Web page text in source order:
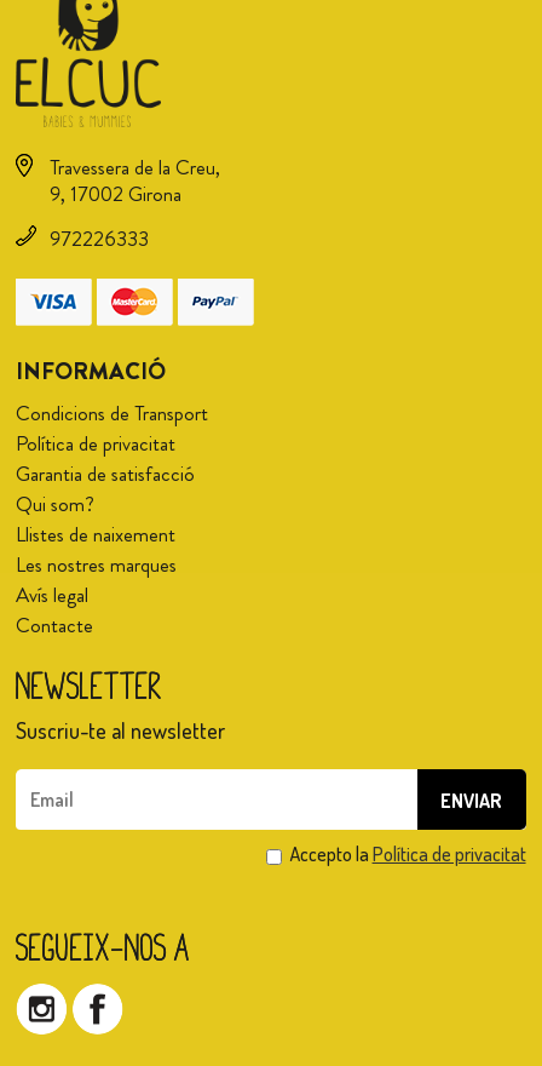
Travessera de la Creu,
9, 17002 Girona
972226333
INFORMACIÓ
Condicions de Transport
Política de privacitat
Garantia de satisfacció
Qui som?
Llistes de naixement
Les nostres marques
Avís legal
Contacte
Newsletter
Suscriu-te al newsletter
Accepto la Política de privacitat
Segueix-nos a